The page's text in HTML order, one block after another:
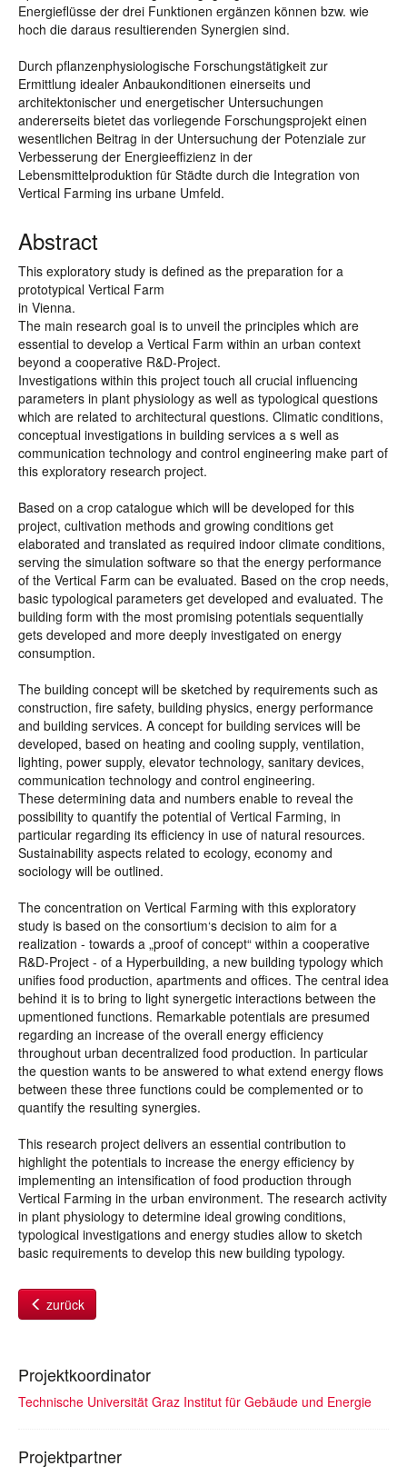
Energieflüsse der drei Funktionen ergänzen können bzw. wie
hoch die daraus resultierenden Synergien sind.
Durch pflanzenphysiologische Forschungstätigkeit zur
Ermittlung idealer Anbaukonditionen einerseits und
architektonischer und energetischer Untersuchungen
andererseits bietet das vorliegende Forschungsprojekt einen
wesentlichen Bei­trag in der Untersuchung der Potenziale zur
Verbesserung der Energieeffizienz in der
Lebensmittelproduktion für Städte durch die Integration von
Vertical Farming ins urbane Umfeld.
Abstract
This exploratory study is defined as the preparation for a
prototypical Vertical Farm
in Vienna.
The main research goal is to unveil the principles which are
essential to develop a Vertical Farm within an urban context
beyond a cooperative R&D-Project.
Investigations within this project touch all crucial influencing
parameters in plant physiology as well as typological questions
which are related to architectural questions. Climatic conditions,
conceptual investigations in building services a s well as
communication technology and control engineering make part of
this exploratory research project.
Based on a crop catalogue which will be developed for this
project, cultivation methods and growing conditions get
elaborated and translated as required indoor climate conditions,
serving the simulation software so that the energy performance
of the Vertical Farm can be evaluated. Based on the crop needs,
basic typological parameters get developed and evaluated. The
building form with the most promising potentials sequentially
gets developed and more deeply investigated on energy
consumption.
The building concept will be sketched by requirements such as
construction, fire safety, building physics, energy performance
and building services. A concept for building services will be
developed, based on heating and cooling supply, ventilation,
lighting, power supply, elevator technology, sanitary devices,
communication technology and control engineering.
These determining data and numbers enable to reveal the
possibility to quantify the potential of Vertical Farming, in
particular regarding its efficiency in use of natural resources.
Sustainability aspects related to ecology, economy and
sociology will be outlined.
The concentration on Vertical Farming with this exploratory
study is based on the consortium‘s decision to aim for a
realization - towards a „proof of concept“ within a cooperative
R&D-Project - of a Hyperbuilding, a new building typology which
unifies food production, apartments and offices. The central idea
behind it is to bring to light synergetic interactions between the
upmentioned functions. Remarkable potentials are presumed
regarding an increase of the overall energy efficiency
throughout urban decentralized food production. In particular
the question wants to be answered to what extend energy flows
between these three functions could be complemented or to
quantify the resulting synergies.
This research project delivers an essential contribution to
highlight the potentials to increase the energy efficiency by
implementing an intensification of food production through
Vertical Farming in the urban environment. The research activity
in plant physiology to determine ideal growing conditions,
typological investigations and energy studies allow to sketch
basic requirements to develop this new building typology.
zurück
Projektkoordinator
Technische Universität Graz Institut für Gebäude und Energie
Projektpartner